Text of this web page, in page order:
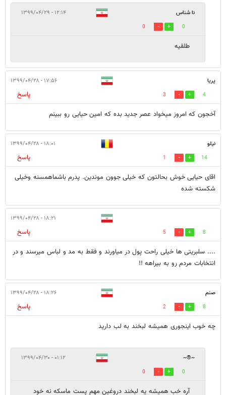
نا شناس ۱۲:۱۴ - ۱۳۹۹/۰۴/۲۹
0
0
طلقیه
پریا ۱۷:۵۶ - ۱۳۹۹/۰۴/۲۸
4
3
پاسخ
آخجون که امروز میخواد عصر جدید بده که امین حیایی رو ببینم
نیلو ۱۸:۰۱ - ۱۳۹۹/۰۴/۲۸
14
1
پاسخ
اقای حیایی خوش بحالتون که خیلی جوون موندین. پدرم باشماهمسنه وخیلی
شکسته شده
۱۸:۲۱ - ۱۳۹۹/۰۴/۲۸
8
5
پاسخ
.... سلبریتی ها خیلی راحت پول در میاورند و فقط به مد و لباس میرسند و در
انتخابات مردم رو به بیراهه !!
صنم ۱۸:۲۶ - ۱۳۹۹/۰۴/۲۸
8
2
پاسخ
چه خوب اینجوری همیشه لبخند به لب دارید
~®~ ۰۱:۱۲ - ۱۳۹۹/۰۴/۳۰
0
0
آره خب همیشه یه لبخند دروغین مهم پست ماسکه نه خود